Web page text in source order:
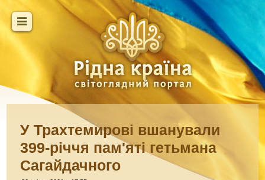
У Трахтемирові вшанували
399-річчя пам'яті гетьмана
Сагайдачного